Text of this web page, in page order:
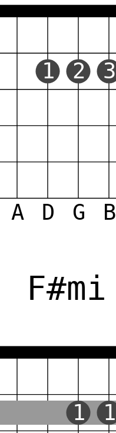
A D G B
1 2 3
F#mi
1 1